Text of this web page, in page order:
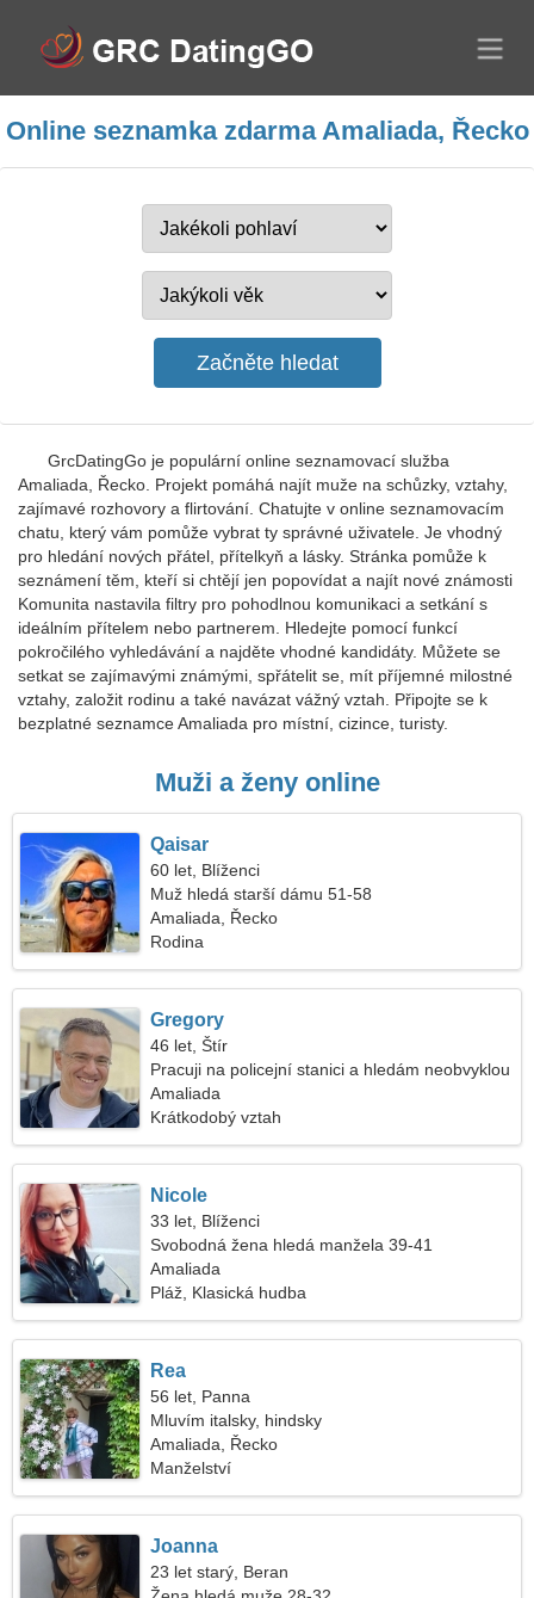
Online seznamka zdarma Amaliada, Řecko
GrcDatingGo je populární online seznamovací služba
Amaliada, Řecko. Projekt pomáhá najít muže na schůzky, vztahy,
zajímavé rozhovory a flirtování. Chatujte v online seznamovacím
chatu, který vám pomůže vybrat ty správné uživatele. Je vhodný
pro hledání nových přátel, přítelkyň a lásky. Stránka pomůže k
seznámení těm, kteří si chtějí jen popovídat a najít nové známosti
Komunita nastavila filtry pro pohodlnou komunikaci a setkání s
ideálním přítelem nebo partnerem. Hledejte pomocí funkcí
pokročilého vyhledávání a najděte vhodné kandidáty. Můžete se
setkat se zajímavými známými, spřátelit se, mít příjemné milostné
vztahy, založit rodinu a také navázat vážný vztah. Připojte se k
bezplatné seznamce Amaliada pro místní, cizince, turisty.
Muži a ženy online
Qaisar
60 let, Blíženci
Muž hledá starší dámu 51-58
Amaliada, Řecko
Rodina
Gregory
46 let, Štír
Pracuji na policejní stanici a hledám neobvyklou
ženu
Amaliada
Krátkodobý vztah
Nicole
33 let, Blíženci
Svobodná žena hledá manžela 39-41
Amaliada
Pláž, Klasická hudba
Rea
56 let, Panna
Mluvím italsky, hindsky
Amaliada, Řecko
Manželství
Joanna
23 let starý, Beran